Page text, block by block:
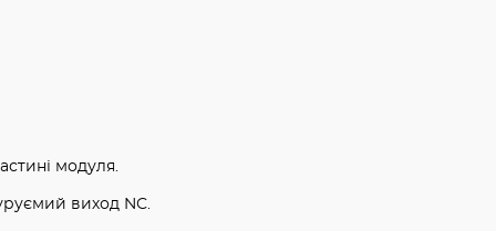
модуля.
виход NС.